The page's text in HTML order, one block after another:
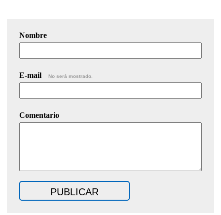
Nombre
E-mail No será mostrado.
Comentario